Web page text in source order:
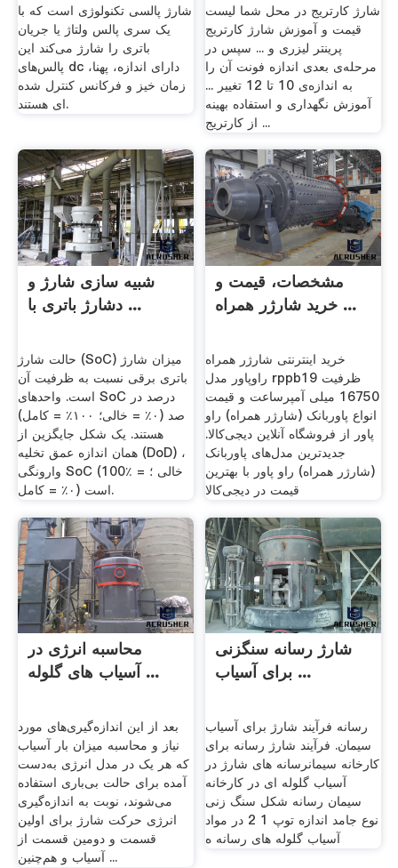
شارژ پالسی تکنولوژی است که با
یک سری پالس ولتاژ یا جریان
باتری را شارژ می‌کند این
پالس‌های dc دارای اندازه، پهنا،
زمان خیز و فرکانس کنترل شده
ای هستند.
شارژ کارتریج در محل شما لیست
قیمت و آموزش شارژ کارتریج
پرینتر لیزری و ... سپس در
مرحله‌ی بعدی اندازه فونت آن را
به اندازه‌ی 10 تا 12 تغییر ...
آموزش نگهداری و استفاده بهینه
از کارتریج ...
شبیه سازی شارژ و
دشارژ باتری با ...
حالت شارژ (SoC) میزان شارژ
باتری برقی نسبت به ظرفیت آن
است. واحدهای SoC درصد در
صد (۰٪ = خالی؛ ۱۰۰٪ = کامل)
هستند. یک شکل جایگزین از
همان اندازه عمق تخلیه (DoD) ،
وارونگی SoC (100٪ = خالی ؛
۰٪ = کامل) است.
مشخصات، قیمت و
خرید شارژر همراه ...
خرید اینترنتی شارژر همراه
راوپاور مدل rppb19 ظرفیت
16750 میلی آمپرساعت و قیمت
انواع پاوربانک (شارژر همراه) راو
پاور از فروشگاه آنلاین دیجی‌کالا.
جدیدترین مدل‌های پاوربانک
(شارژر همراه) راو پاور با بهترین
قیمت در دیجی‌کالا
محاسبه انرژی در
آسیاب های گلوله ...
بعد از این اندازه‌گیری‌های مورد
نیاز و محاسبه میزان بار آسیاب
که هر یک در مدل انرژی به‌دست
آمده برای حالت بی‌باری استفاده
می‌شوند، نوبت به اندازه‌گیری
انرژی حرکت شارژ برای اولین
قسمت و دومین قسمت از
آسیاب و هم‌چنین ...
شارژ رسانه سنگزنی
برای آسیاب ...
رسانه فرآیند شارژ برای آسیاب
سیمان. فرآیند شارژ رسانه برای
کارخانه سیمانرسانه های شارژ در
آسیاب گلوله ای در کارخانه
سیمان رسانه شکل سنگ زنی
نوع جامد اندازه توپ 1 2 در مواد
آسیاب گلوله های رسانه ه